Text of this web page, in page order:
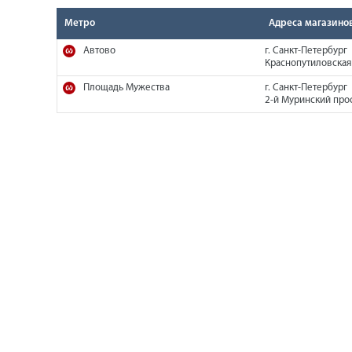
Метро Адреса
Автово
г. Санкт-Петербург
Площадь Мужества
г. Санкт-Петербург
2-й Муринский